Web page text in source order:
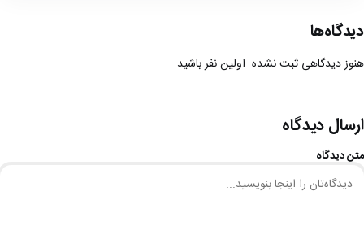
دیدگاه‌ها
هنوز دیدگاهی ثبت نشده. اولین نفر باشید.
ارسال دیدگاه
متن دیدگاه